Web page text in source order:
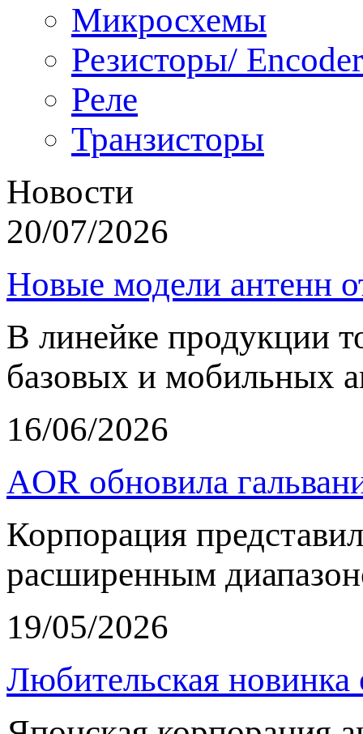
Микросхемы
Резисторы/ Encoder
Реле
Транзисторы
Новости
20/07/2026
Новые модели антенн
В линейке продукции
базовых и мобильных
16/06/2026
AOR обновила
Корпорация
расширенным
19/05/2026
Любительская новинка